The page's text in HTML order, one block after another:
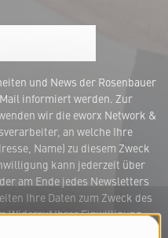
und News der Rosenbauer
informiert werden. Zur
wir die eworx Network &
an welche Ihre
Name) zu diesem Zweck
kann jederzeit über
am Ende jedes Newsletters
Ihre Daten zum Zweck des
Widerruf Ihrer Einwilligung.